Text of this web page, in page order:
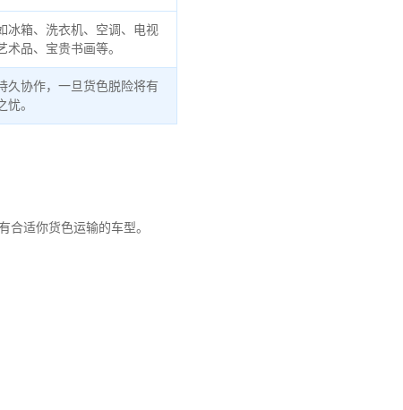
冰箱、洗衣机、空调、电视
品、宝贵书画等。
久协作，一旦货色脱险将有
。
适你货色运输的车型。